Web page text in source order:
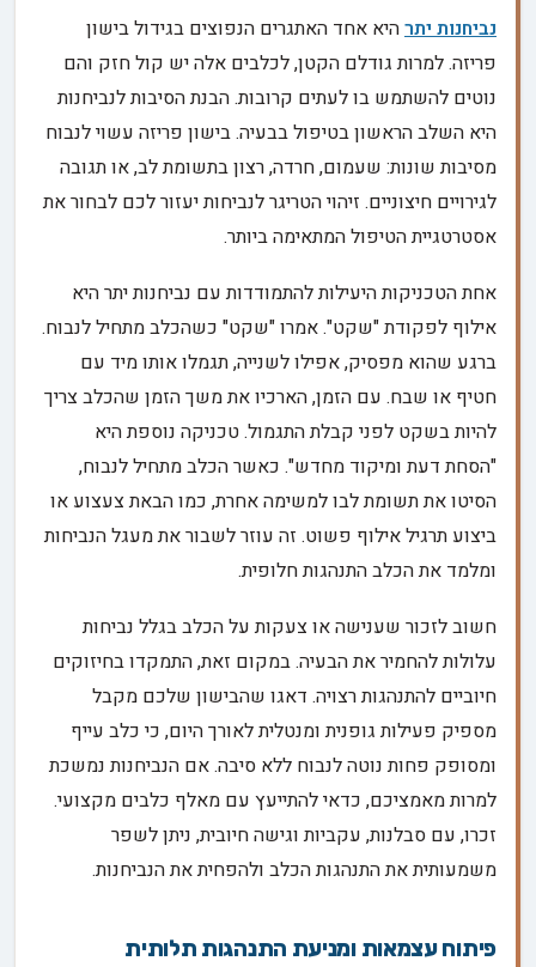
נביחנות יתרהיא אחד האתגרים הנפוצים בגידול בישון
פריזה. למרות גודלם הקטן, לכלבים אלה יש קול חזק והם
נוטים להשתמש בו לעתים קרובות. הבנת הסיבות לנביחנות
היא השלב הראשון בטיפול בבעיה. בישון פריזה עשוי לנבוח
מסיבות שונות: שעמום, חרדה, רצון בתשומת לב, או תגובה
לגירויים חיצוניים. זיהוי הטריגר לנביחות יעזור לכם לבחור את
אסטרטגיית הטיפול המתאימה ביותר.
אחת הטכניקות היעילות להתמודדות עם נביחנות יתר היא
אילוף לפקודת "שקט". אמרו "שקט" כשהכלב מתחיל לנבוח.
ברגע שהוא מפסיק, אפילו לשנייה, תגמלו אותו מיד עם
חטיף או שבח. עם הזמן, הארכיו את משך הזמן שהכלב צריך
להיות בשקט לפני קבלת התגמול. טכניקה נוספת היא
"הסחת דעת ומיקוד מחדש". כאשר הכלב מתחיל לנבוח,
הסיטו את תשומת לבו למשימה אחרת, כמו הבאת צעצוע או
ביצוע תרגיל אילוף פשוט. זה עוזר לשבור את מעגל הנביחות
ומלמד את הכלב התנהגות חלופית.
חשוב לזכור שענישה או צעקות על הכלב בגלל נביחות
עלולות להחמיר את הבעיה. במקום זאת, התמקדו בחיזוקים
חיוביים להתנהגות רצויה. דאגו שהבישון שלכם מקבל
מספיק פעילות גופנית ומנטלית לאורך היום, כי כלב עייף
ומסופק פחות נוטה לנבוח ללא סיבה. אם הנביחנות נמשכת
למרות מאמציכם, כדאי להתייעץ עם מאלף כלבים מקצועי.
זכרו, עם סבלנות, עקביות וגישה חיובית, ניתן לשפר
משמעותית את התנהגות הכלב ולהפחית את הנביחנות.
פיתוח עצמאות ומניעת התנהגות תלותית